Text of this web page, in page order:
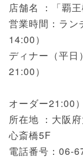
店舗名 ：「覇
営業時間：ラ
14:00）
ディナー（平
21:00）
（土日祝
オーダー21:00）
所在地 ：大阪
心斎橋5F
電話番号：